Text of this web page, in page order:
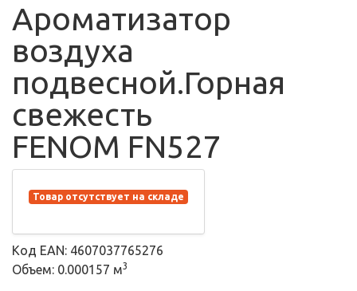
Ароматизатор
воздуха
подвесной.Горная
свежесть
FENOM FN527
Товар отсутствует на складе
Код EAN: 4607037765276
Объем: 0.000157 м3